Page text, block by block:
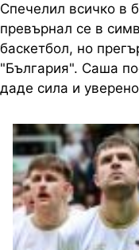
Спечелил всичко в
превърнал се в
баскетбол, но
"България". Саша
даде сила и